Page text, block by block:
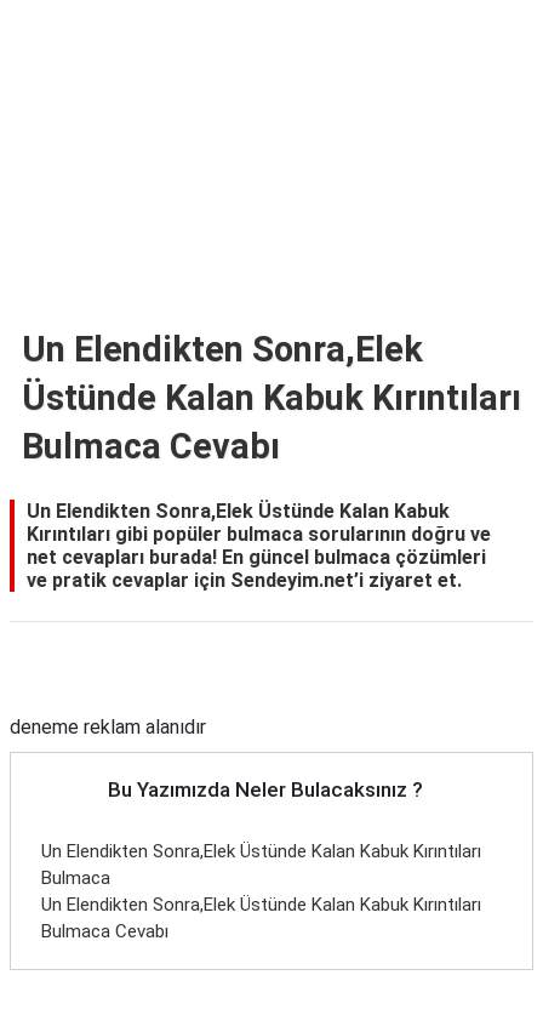
Un Elendikten Sonra,Elek
Üstünde Kalan Kabuk Kırıntıları
Bulmaca Cevabı
Un Elendikten Sonra,Elek Üstünde Kalan Kabuk
Kırıntıları gibi popüler bulmaca sorularının doğru ve
net cevapları burada! En güncel bulmaca çözümleri
ve pratik cevaplar için Sendeyim.net’i ziyaret et.
deneme reklam alanıdır
Bu Yazımızda Neler Bulacaksınız ?
Un Elendikten Sonra,Elek Üstünde Kalan Kabuk Kırıntıları
Bulmaca
Un Elendikten Sonra,Elek Üstünde Kalan Kabuk Kırıntıları
Bulmaca Cevabı